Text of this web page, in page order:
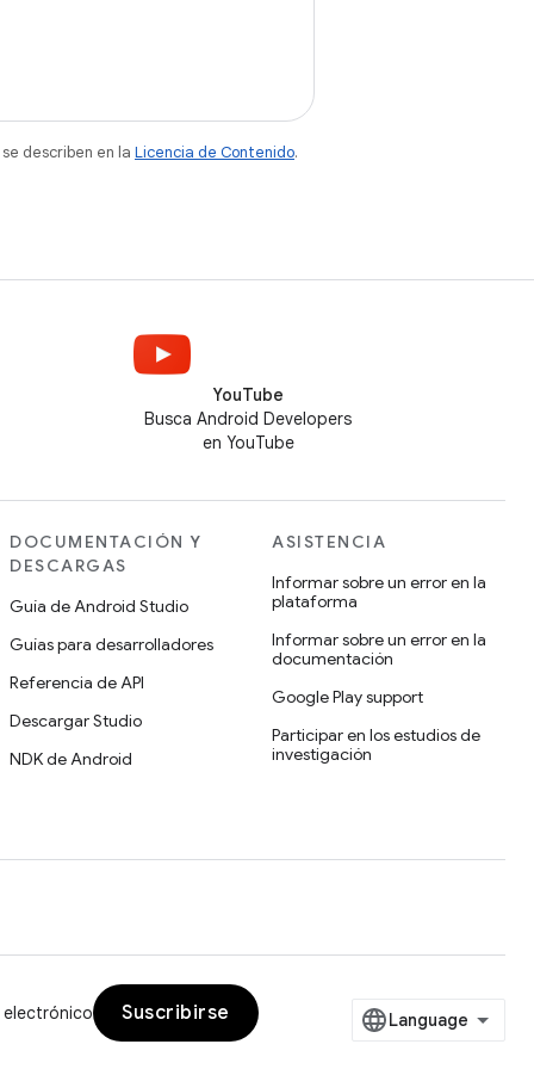
describen en la Licencia de Contenido.
YouTube
Busca Android Developers
en YouTube
DOCUMENTACIÓN Y
DESCARGAS
Guía de Android Studio
Guías para desarrolladores
Referencia de API
Descargar Studio
NDK de Android
ASISTENCIA
Informar sobre un error en la
plataforma
Informar sobre un error en la
documentación
Google Play support
Participar en los estudios de
investigación
electrónico Suscribirse